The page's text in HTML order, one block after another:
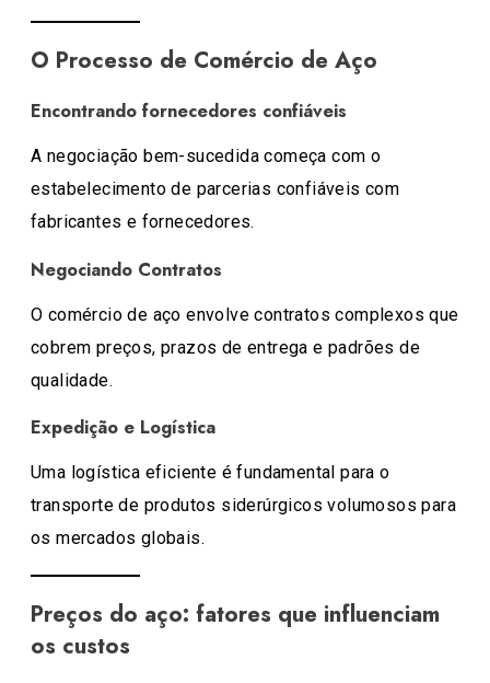
O Processo de Comércio de Aço
Encontrando fornecedores confiáveis
A negociação bem-sucedida começa com o
estabelecimento de parcerias confiáveis ​​com
fabricantes e fornecedores.
Negociando Contratos
O comércio de aço envolve contratos complexos que
cobrem preços, prazos de entrega e padrões de
qualidade.
Expedição e Logística
Uma logística eficiente é fundamental para o
transporte de produtos siderúrgicos volumosos para
os mercados globais.
Preços do aço: fatores que influenciam
os custos